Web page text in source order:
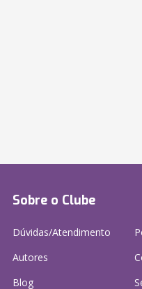
Sobre o Clube
Dúvidas/Atendimento
Autores
Blog